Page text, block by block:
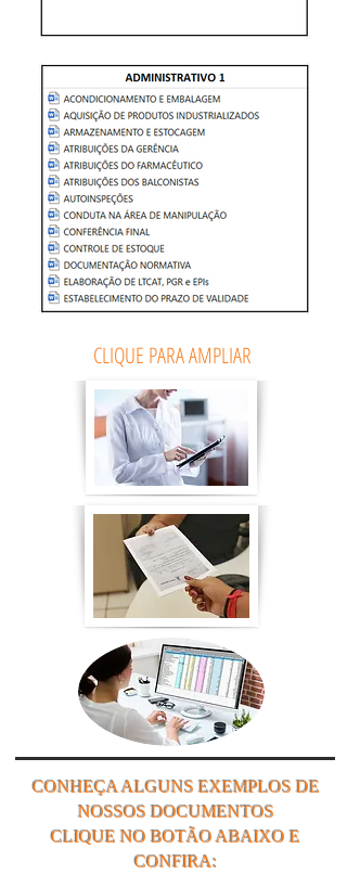
CLIQUE PARA AMPLIAR
CONHEÇA ALGUNS EXEMPLOS DE
NOSSOS DOCUMENTOS
CLIQUE NO BOTÃO ABAIXO E
CONFIRA: